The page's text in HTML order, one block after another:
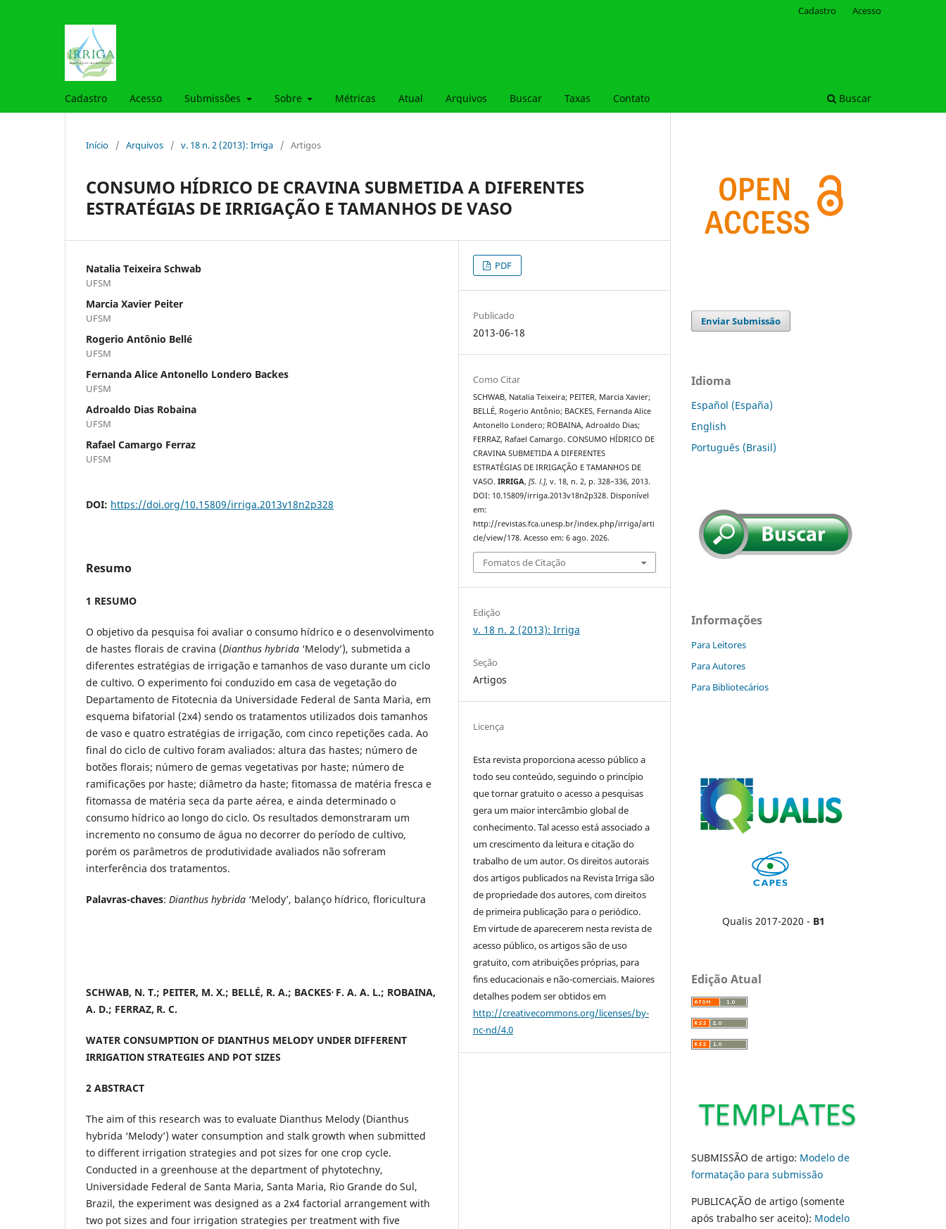
Cadastro Acesso Submissões Sobre Métricas Atual Arquivos Buscar Taxas Contato Buscar
Cadastro Acesso
Início / Arquivos / v. 18 n. 2 (2013): Irriga / Artigos
CONSUMO HÍDRICO DE CRAVINA SUBMETIDA A DIFERENTES
ESTRATÉGIAS DE IRRIGAÇÃO E TAMANHOS DE VASO
Natalia Teixeira Schwab
UFSM
Marcia Xavier Peiter
UFSM
Rogerio Antônio Bellé
UFSM
Fernanda Alice Antonello Londero Backes
UFSM
Adroaldo Dias Robaina
UFSM
Rafael Camargo Ferraz
UFSM
DOI: https://doi.org/10.15809/irriga.2013v18n2p328
Resumo
1 RESUMO
O objetivo da pesquisa foi avaliar o consumo hídrico e o desenvolvimento
de hastes florais de cravina (Dianthus hybrida ‘Melody’), submetida a
diferentes estratégias de irrigação e tamanhos de vaso durante um ciclo
de cultivo. O experimento foi conduzido em casa de vegetação do
Departamento de Fitotecnia da Universidade Federal de Santa Maria, em
esquema bifatorial (2x4) sendo os tratamentos utilizados dois tamanhos
de vaso e quatro estratégias de irrigação, com cinco repetições cada. Ao
final do ciclo de cultivo foram avaliados: altura das hastes; número de
botões florais; número de gemas vegetativas por haste; número de
ramificações por haste; diâmetro da haste; fitomassa de matéria fresca e
fitomassa de matéria seca da parte aérea, e ainda determinado o
consumo hídrico ao longo do ciclo. Os resultados demonstraram um
incremento no consumo de água no decorrer do período de cultivo,
porém os parâmetros de produtividade avaliados não sofreram
interferência dos tratamentos.
Palavras-chaves: Dianthus hybrida ‘Melody’, balanço hídrico, floricultura
SCHWAB, N. T.; PEITER, M. X.; BELLÉ, R. A.; BACKES, F. A. A. L.; ROBAINA,
A. D.; FERRAZ, R. C.
WATER CONSUMPTION OF DIANTHUS MELODY UNDER DIFFERENT
IRRIGATION STRATEGIES AND POT SIZES
2 ABSTRACT
The aim of this research was to evaluate Dianthus Melody (Dianthus
hybrida ‘Melody’) water consumption and stalk growth when submitted
to different irrigation strategies and pot sizes for one crop cycle.
Conducted in a greenhouse at the department of phytotechny,
Universidade Federal de Santa Maria, Santa Maria, Rio Grande do Sul,
Brazil, the experiment was designed as a 2x4 factorial arrangement with
two pot sizes and four irrigation strategies per treatment with five
PDF
Publicado
2013-06-18
Como Citar
SCHWAB, Natalia Teixeira; PEITER, Marcia Xavier;
BELLÉ, Rogerio Antônio; BACKES, Fernanda Alice
Antonello Londero; ROBAINA, Adroaldo Dias;
FERRAZ, Rafael Camargo. CONSUMO HÍDRICO DE
CRAVINA SUBMETIDA A DIFERENTES
ESTRATÉGIAS DE IRRIGAÇÃO E TAMANHOS DE
VASO.IRRIGA,[S. l.], v. 18, n. 2, p. 328–336, 2013.
DOI: 10.15809/irriga.2013v18n2p328. Disponível
em:
http://revistas.fca.unesp.br/index.php/irriga/arti
cle/view/178. Acesso em: 6 ago. 2026.
Fomatos de Citação
Edição
v. 18 n. 2 (2013): Irriga
Seção
Artigos
Licença
Esta revista proporciona acesso público a
todo seu conteúdo, seguindo o princípio
que tornar gratuito o acesso a pesquisas
gera um maior intercâmbio global de
conhecimento. Tal acesso está associado a
um crescimento da leitura e citação do
trabalho de um autor. Os direitos autorais
dos artigos publicados na Revista Irriga são
de propriedade dos autores, com direitos
de primeira publicação para o periódico.
Em virtude de aparecerem nesta revista de
acesso público, os artigos são de uso
gratuito, com atribuições próprias, para
fins educacionais e não-comerciais. Maiores
detalhes podem ser obtidos em
http://creativecommons.org/licenses/by-
nc-nd/4.0
Enviar Submissão
Idioma
Español (España)
English
Português (Brasil)
Informações
Para Leitores
Para Autores
Para Bibliotecários
Qualis 2017-2020 - B1
Edição Atual
SUBMISSÃO de artigo: Modelo de
formatação para submissão
PUBLICAÇÃO de artigo (somente
após trabalho ser aceito): Modelo